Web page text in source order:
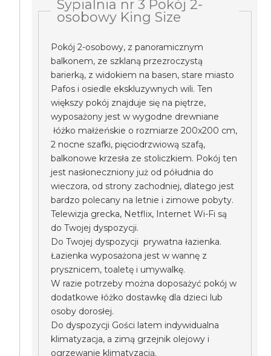
Sypialnia nr 3 Pokój 2-
osobowy King Size
Pokój 2-osobowy, z panoramicznym
balkonem, ze szklaną przezroczystą
barierką, z widokiem na basen, stare miasto
Pafos i osiedle ekskluzywnych wili. Ten
większy pokój znajduje się na piętrze,
wyposażony jest w wygodne drewniane
łóżko małżeńskie o rozmiarze 200x200 cm,
2 nocne szafki, pięciodrzwiową szafą,
balkonowe krzesła ze stoliczkiem. Pokój ten
jest nasłoneczniony już od półudnia do
wieczora, od strony zachodniej, dlatego jest
bardzo polecany na letnie i zimowe pobyty.
Telewizja grecka, Netflix, Internet Wi-Fi są
do Twojej dyspozycji.
Do Twojej dyspozycji prywatna łazienka.
Łazienka wyposażona jest w wannę z
prysznicem, toaletę i umywalkę.
W razie potrzeby można doposażyć pokój w
dodatkowe łóżko dostawkę dla dzieci lub
osoby dorosłej.
Do dyspozycji Gości latem indywidualna
klimatyzacja, a zimą grzejnik olejowy i
ogrzewanie klimatyzacją.